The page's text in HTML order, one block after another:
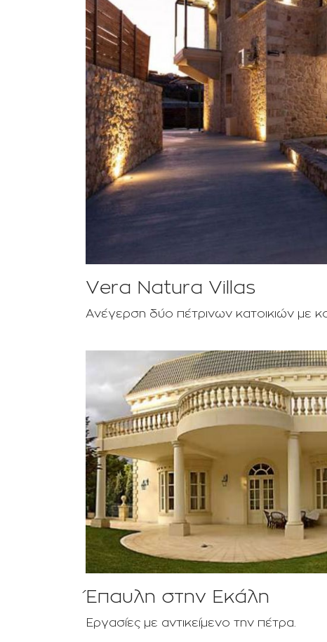
Vera Natura Villas
Ανέγερση δύο πέτρινων κατοικιών με
Έπαυλη στην Εκάλη
Εργασίες με αντικείμενο την πέτρα.